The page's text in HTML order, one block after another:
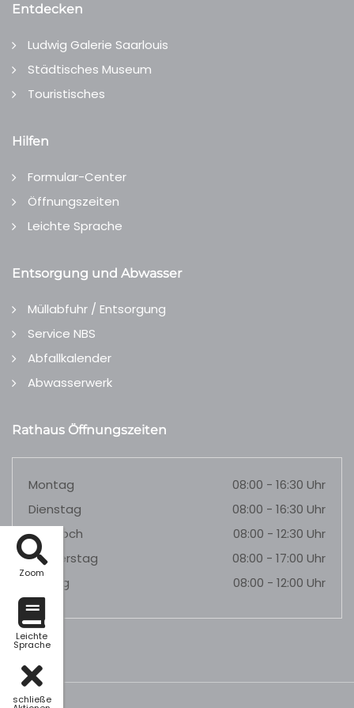
Zoom
Leichte
Sprache
schließe
Entdecken
Ludwig Galerie Saarlouis
Städtisches Museum
Touristisches
Hilfen
Formular-Center
Öffnungszeiten
Leichte Sprache
Entsorgung und Abwasser
Müllabfuhr / Entsorgung
Service NBS
Abfallkalender
Abwasserwerk
Rathaus Öffnungszeiten
Montag
08:00 - 16:30 Uhr
Dienstag
08:00 - 16:30 Uhr
Mittwoch
08:00 - 12:30 Uhr
Donnerstag
08:00 - 17:00 Uhr
Freitag
08:00 - 12:00 Uhr